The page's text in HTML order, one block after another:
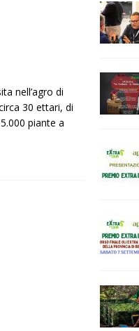
nell’agro di
30 ettari, di
piante a